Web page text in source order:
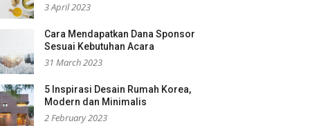
3 April 2023
Cara Mendapatkan Dana Sponsor
Sesuai Kebutuhan Acara
31 March 2023
5 Inspirasi Desain Rumah Korea,
Modern dan Minimalis
2 February 2023